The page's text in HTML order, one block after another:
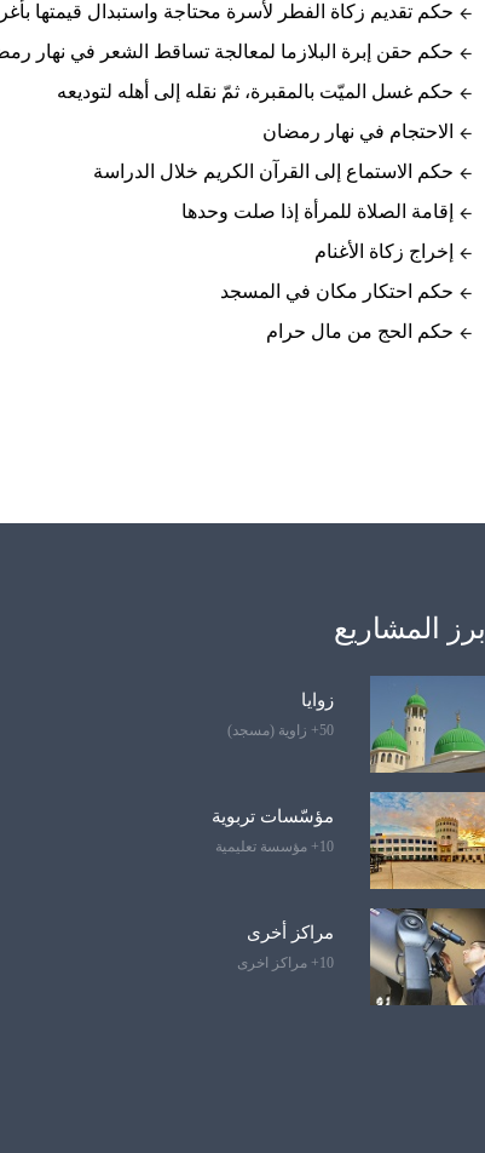
حكم تقديم زكاة الفطر لأسرة محتاجة واستبدال قيمتها
حكم حقن إبرة البلازما لمعالجة تساقط الشعر في نهار
حكم غسل الميّت بالمقبرة، ثمّ نقله إلى أهله لتوديعه
الاحتجام في نهار رمضان
حكم الاستماع إلى القرآن الكريم خلال الدراسة
إقامة الصلاة للمرأة إذا صلت وحدها
إخراج زكاة الأغنام
حكم احتكار مكان في المسجد
حكم الحج من مال حرام
أبرز المشاريع
زوايا
50+ زاوية (مسجد)
مؤسّسات تربوية
10+ مؤسسة تعليمية
مراكز أخرى
10+ مراكز اخرى